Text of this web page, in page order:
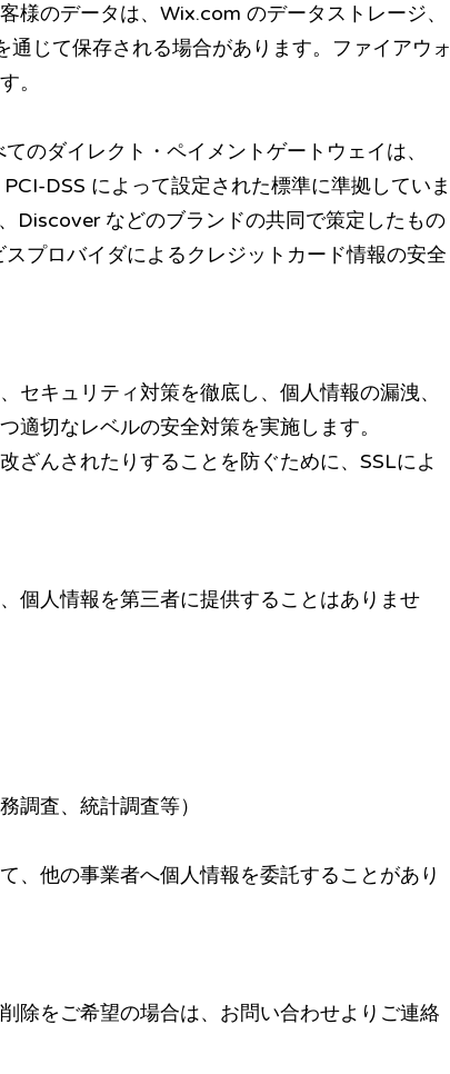
様のデータは、Wix.com のデータストレージ、
じて保存される場合があります。ファイアウォ
。
のダイレクト・ペイメントゲートウェイは、
DSS によって設定された標準に準拠していま
などのブランドの共同で策定したもの
プロバイダによるクレジットカード情報の安全
キュリティ対策を徹底し、個人情報の漏洩、
適切なレベルの安全対策を実施します。
ざんされたりすることを防ぐために、SSLによ
個人情報を第三者に提供することはありませ
調査、統計調査等）
、他の事業者へ個人情報を委託することがあり
除をご希望の場合は、お問い合わせよりご連絡